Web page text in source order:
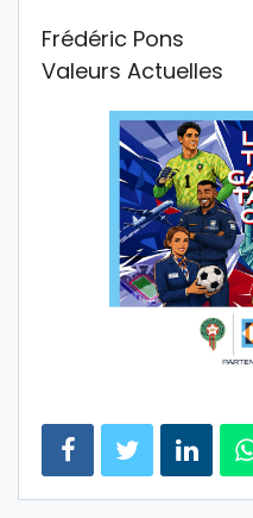
Frédéric Pons
Valeurs Actuelles